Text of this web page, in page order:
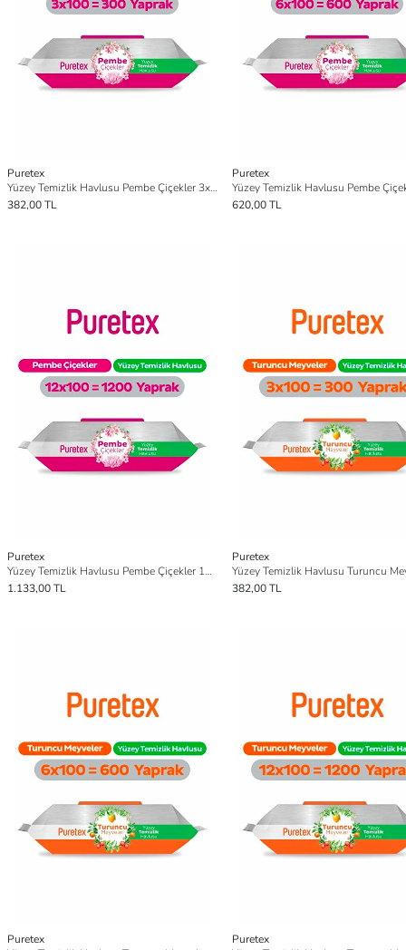
Puretex
Yüzey Temizlik Havlusu Pembe Çiçekler 3x100 (300 Yaprak)
382,00 TL
Puretex
620,00 TL
Puretex
Yüzey Temizlik Havlusu Pembe Çiçekler 12x100 (1200 Yaprak)
1.133,00 TL
Puretex
382,00 TL
Puretex
Puretex